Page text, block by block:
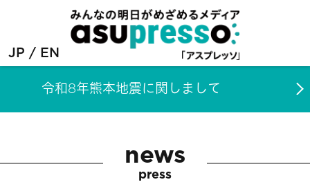
JP EN
令和8年熊本地震に関しまして
news
press